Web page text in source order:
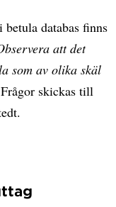
databas finns
att det
som av olika skäl
Frågor skickas till